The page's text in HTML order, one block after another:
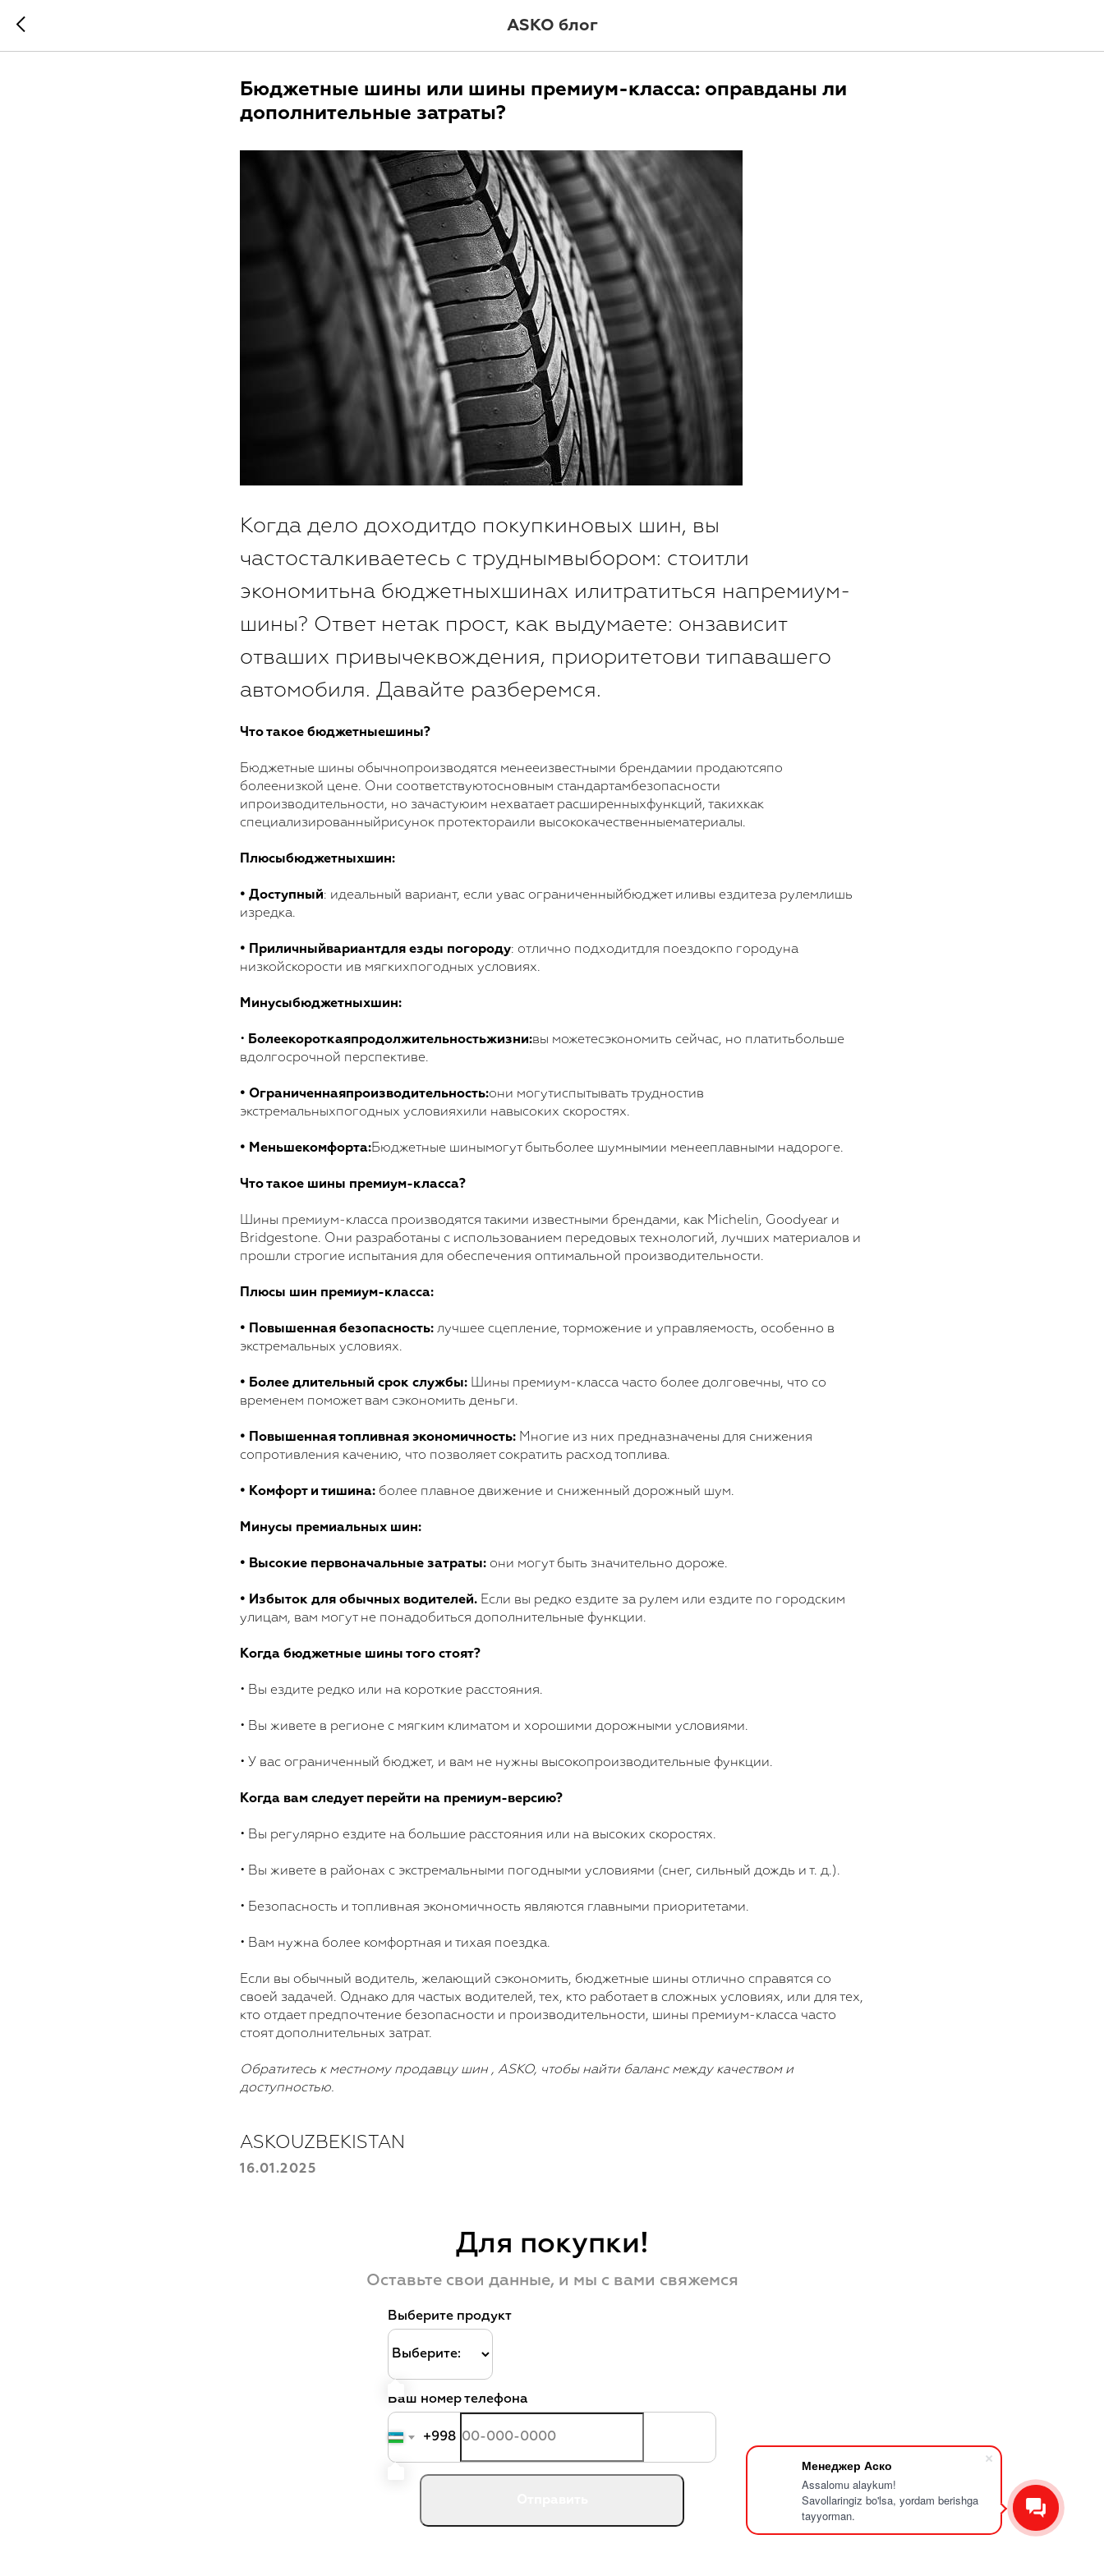
Менеджер Аско
Assalomu alaykum!
Savollaringiz bo'lsa, yordam berishga
tayyorman.
ASKO блог
Бюджетные шины или шины премиум-класса: оправданы ли
дополнительные затраты?
Когда дело доходитдо покупкиновых шин, вы
частосталкиваетесь с труднымвыбором: стоитли
экономитьна бюджетныхшинах илитратиться напремиум-
шины? Ответ нетак прост, как выдумаете: онзависит
отваших привычеквождения, приоритетови типавашего
автомобиля. Давайте разберемся.
Что такое бюджетныешины?
Бюджетные шины обычнопроизводятся менееизвестными брендамии продаютсяпо
болеенизкой цене. Они соответствуютосновным стандартамбезопасности
ипроизводительности, но зачастуюим нехватает расширенныхфункций, такихкак
специализированныйрисунок протектораили высококачественныематериалы.
Плюсыбюджетныхшин:
• Доступный: идеальный вариант, если увас ограниченныйбюджет иливы ездитеза рулемлишь
изредка.
• Приличныйвариантдля езды погороду: отлично подходитдля поездокпо городуна
низкойскорости ив мягкихпогодных условиях.
Минусыбюджетныхшин:
• Болеекороткаяпродолжительностьжизни:вы можетесэкономить сейчас, но платитьбольше
вдолгосрочной перспективе.
• Ограниченнаяпроизводительность:они могутиспытывать трудностив
экстремальныхпогодных условияхили навысоких скоростях.
• Меньшекомфорта:Бюджетные шинымогут бытьболее шумнымии менееплавными надороге.
Что такое шины премиум-класса?
Шины премиум-класса производятся такими известными брендами, как Michelin, Goodyear и
Bridgestone. Они разработаны с использованием передовых технологий, лучших материалов и
прошли строгие испытания для обеспечения оптимальной производительности.
Плюсы шин премиум-класса:
• Повышенная безопасность: лучшее сцепление, торможение и управляемость, особенно в
экстремальных условиях.
• Более длительный срок службы: Шины премиум-класса часто более долговечны, что со
временем поможет вам сэкономить деньги.
• Повышенная топливная экономичность: Многие из них предназначены для снижения
сопротивления качению, что позволяет сократить расход топлива.
• Комфорт и тишина: более плавное движение и сниженный дорожный шум.
Минусы премиальных шин:
• Высокие первоначальные затраты: они могут быть значительно дороже.
• Избыток для обычных водителей. Если вы редко ездите за рулем или ездите по городским
улицам, вам могут не понадобиться дополнительные функции.
Когда бюджетные шины того стоят?
• Вы ездите редко или на короткие расстояния.
• Вы живете в регионе с мягким климатом и хорошими дорожными условиями.
• У вас ограниченный бюджет, и вам не нужны высокопроизводительные функции.
Когда вам следует перейти на премиум-версию?
• Вы регулярно ездите на большие расстояния или на высоких скоростях.
• Вы живете в районах с экстремальными погодными условиями (снег, сильный дождь и т. д.).
• Безопасность и топливная экономичность являются главными приоритетами.
• Вам нужна более комфортная и тихая поездка.
Если вы обычный водитель, желающий сэкономить, бюджетные шины отлично справятся со
своей задачей. Однако для частых водителей, тех, кто работает в сложных условиях, или для тех,
кто отдает предпочтение безопасности и производительности, шины премиум-класса часто
стоят дополнительных затрат.
Oбратитесь к местному продавцу шин , ASKO, чтобы найти баланс между качеством и
доступностью.
ASKOUZBEKISTAN
16.01.2025
Оставьте свои данные, и мы с вами свяжемся
Для покупки!
Выберите продукт
Ваш номер телефона
+998